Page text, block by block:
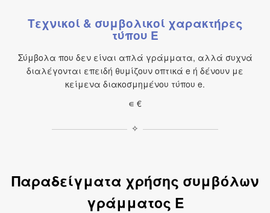
Τεχνικοί & συμβολικοί χαρακτήρες
τύπου E
Σύμβολα που δεν είναι απλά γράμματα, αλλά συχνά
διαλέγονται επειδή θυμίζουν οπτικά e ή δένουν με
κείμενα διακοσμημένου τύπου e.
∊ €
✧
Παραδείγματα χρήσης συμβόλων
γράμματος E